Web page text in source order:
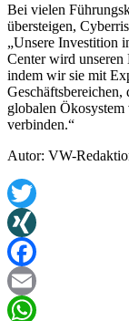
Bei vielen
übersteigen,
„Unsere Investition
Center wird unseren
indem wir sie mit
Geschäftsbereichen,
globalen
verbinden.“
Autor: VW-
Twitter
XING
Facebook
Email